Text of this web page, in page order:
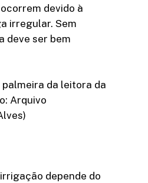
devido à
irregular. Sem
deve ser bem
palmeira da leitora da
Arquivo
depende do